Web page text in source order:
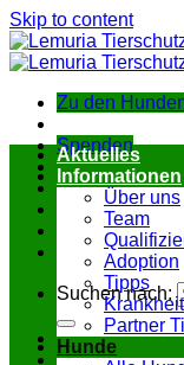
Skip to content
Zu den
Spenden
Suchen nach:
Aktuelles
Informationen
Über uns
Team
Adoption
Tipps
Partner
Hunde